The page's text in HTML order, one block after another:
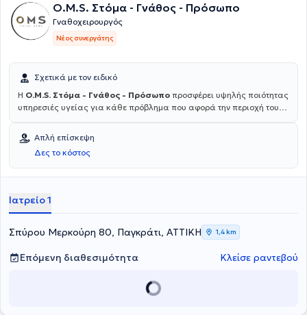
O.M.S. Στόμα - Γνάθος - Πρόσωπο
Γναθοχειρουργός
Νέος συνεργάτης
Σχετικά με τον ειδικό
Η O.M.S. Στόμα - Γνάθος - Πρόσωπο προσφέρει υψηλής ποιότητας
υπηρεσιές υγείας για κάθε πρόβλημα που αφορά την περιοχή του
επιστημονική διεύθυνση του Dr. Ιωάννη Χατζηστεφανου MD PhD,
απαρτίζεται από εξειδικευμένους ιατρούς και οδοντιάτρους και
αντιμετωπίζει ακόμα και τις πιο απαιτητικές περιπτώσεις,
προσφέροντας εξατομικευμένες λύσεις για κάθε ασθενή. Για
omstotalcare.gr.
Απλή επίσκεψη
Δες το κόστος
Ιατρείο 1
Σπύρου Μερκούρη 80, Παγκράτι, ΑΤΤΙΚΗ 1,4 km
Επόμενη διαθεσιμότητα Κλείσε ραντεβού